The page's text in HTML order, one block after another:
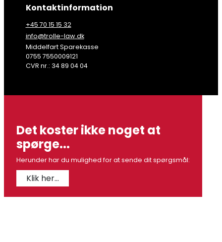
Kontaktinformation
+45 70 15 15 32
info@trolle-law.dk
Middelfart Sparekasse
0755 7550009121
CVR nr.: 34 89 04 04
Det koster ikke noget at
spørge...
Herunder har du mulighed for at sende dit spørgsmål:
Klik her...